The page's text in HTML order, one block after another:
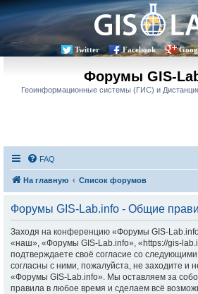
Twitter Facebook
Форумы GIS-
Геоинформационные системы (ГИС) и
FAQ
На главную Список форумов
Форумы GIS-Lab.info - Общие
Заходя на конференцию «Форумы GIS-
«наш», «Форумы GIS-Lab.info», «https://gis-
подтверждаете своё согласие со
согласны с ними, пожалуйста, не заходите и
«Форумы GIS-Lab.info». Мы оставляем за
правила в любое время и сделаем всё